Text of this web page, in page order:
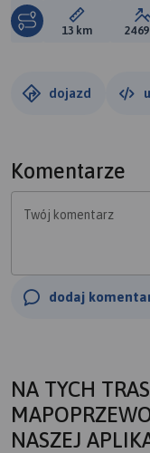
Długość
13 km
dojazd
Komentarze
Twój komentarz
dodaj
NA TYCH
NASZEJ